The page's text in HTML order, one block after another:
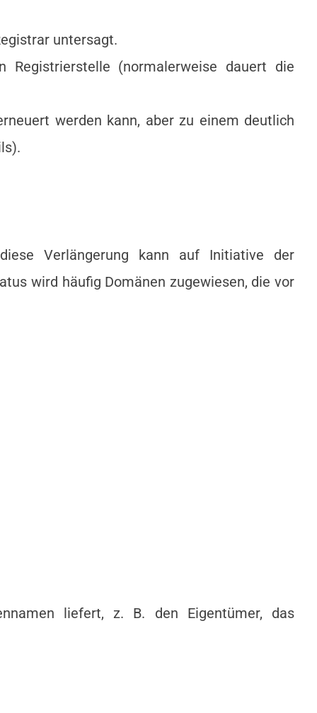
untersagt.
(normalerweise dauert die
werden kann, aber zu einem deutlich
Verlängerung kann auf Initiative der
wird häufig Domänen zugewiesen, die vor
liefert, z. B. den Eigentümer, das